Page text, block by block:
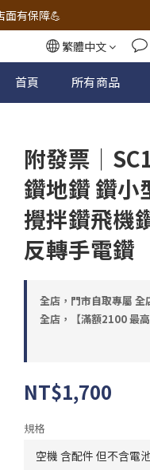
五金網拍🔧
面有保障💪
修一年📌
五金網拍🔧
繁體中文
首頁 所有商品
附發票｜
鑽地鑽 鑽小
攪拌鑽飛機
反轉手電鑽
全店，門市自取專屬 全
全店，【滿額2100 最
NT$1,700
規格